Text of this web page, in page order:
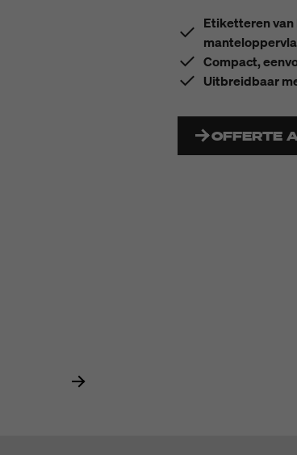
Etiketteren
Compact,
Uitbreidbaar
OFFERTE